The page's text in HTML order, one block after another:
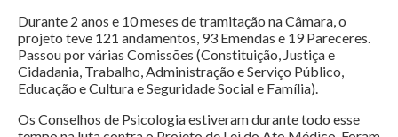
Durante 2 anos e 10 meses de tramitação na Câmara, o
projeto teve 121 andamentos, 93 Emendas e 19 Pareceres.
Passou por várias Comissões (Constituição, Justiça e
Cidadania, Trabalho, Administração e Serviço Público,
Educação e Cultura e Seguridade Social e Família).
Os Conselhos de Psicologia estiveram durante todo esse